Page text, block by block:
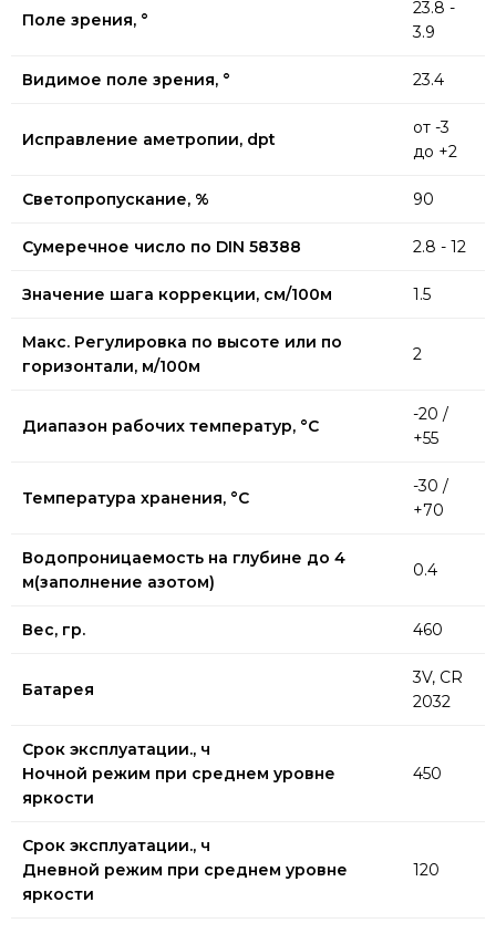
Поле зрения, °
23.8 -
3.9
Видимое поле зрения, ° 23.4
Исправление аметропии, dpt
от -3
до +2
Светопропускание, % 90
Сумеречное число по DIN 58388 2.8 - 12
Значение шага коррекции, см/100м 1.5
Макс. Регулировка по высоте или по
горизонтали, м/100м
2
Диапазон рабочих температур, °C
-20 /
+55
Температура хранения, °C
-30 /
+70
Водопроницаемость на глубине до 4
м(заполнение азотом)
0.4
Вес, гр. 460
Батарея
3V, CR
2032
Срок эксплуатации., ч
Ночной режим при среднем уровне
яркости
450
Срок эксплуатации., ч
Дневной режим при среднем уровне
яркости
120